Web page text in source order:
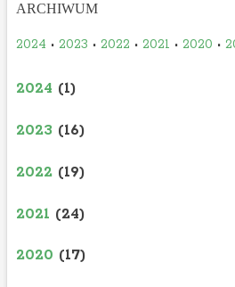
ARCHIWUM
2024 • 2023 • 2022 • 2021 • 2020 •
2024 (1)
2023 (16)
2022 (19)
2021 (24)
2020 (17)